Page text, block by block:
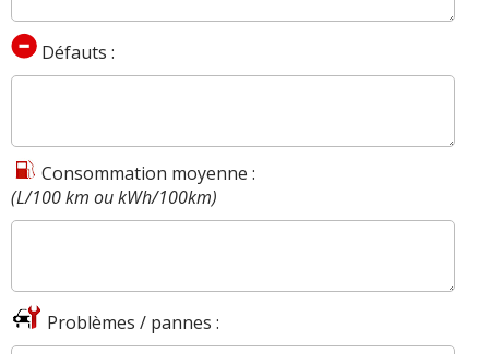
Défauts :
Consommation moyenne :
(L/100 km ou kWh/100km)
Problèmes / pannes :